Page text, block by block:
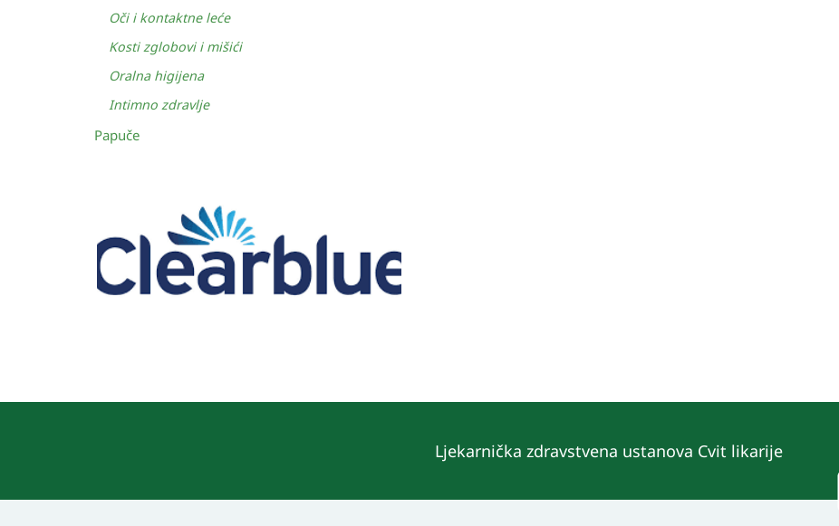
Oči i kontaktne leće
Kosti zglobovi i mišići
Oralna higijena
Intimno zdravlje
Papuče
Ljekarnička zdravstvena ustanova Cvit likarije